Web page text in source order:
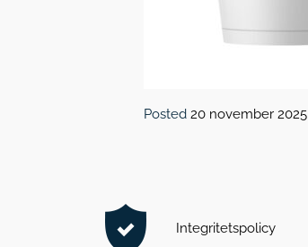
Posted 20 november 2025
Integritetspolicy